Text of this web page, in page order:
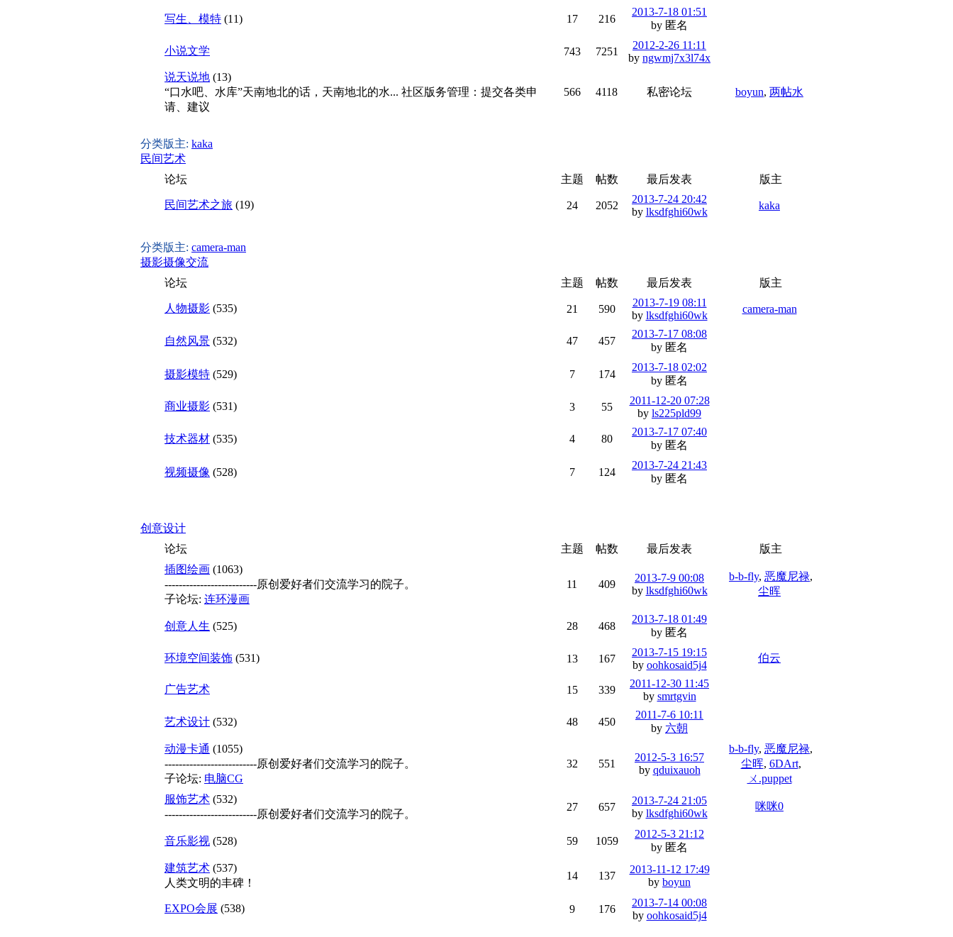
写生、模特 (11) 17 216
2013-7-18 01:51
by 匿名
小说文学 743 7251
2012-2-26 11:11
by ngwmj7x3l74x
说天说地 (13)
“口水吧、水库”天南地北的话，天南地北的水... 社区版务管理：提交各类申
请、建议
566 4118 私密论坛 boyun, 两帖水
分类版主: kaka
民间艺术
论坛
主题 帖数 最后发表 版主
民间艺术之旅 (19) 24 2052
2013-7-24 20:42
by lksdfghi60wk
kaka
分类版主: camera-man
摄影摄像交流
论坛
主题 帖数 最后发表 版主
人物摄影 (535) 21 590
2013-7-19 08:11
by lksdfghi60wk
camera-man
自然风景 (532) 47 457
2013-7-17 08:08
by 匿名
摄影模特 (529) 7 174
2013-7-18 02:02
by 匿名
商业摄影 (531) 3 55
2011-12-20 07:28
by ls225pld99
技术器材 (535) 4 80
2013-7-17 07:40
by 匿名
视频摄像 (528) 7 124
2013-7-24 21:43
by 匿名
创意设计
论坛
主题 帖数 最后发表
版主
插图绘画 (1063)
--------------------------原创爱好者们交流学习的院子。
子论坛: 连环漫画
11 409
2013-7-9 00:08
by lksdfghi60wk
b-b-fly, 恶魔尼禄,
尘晖
创意人生 (525) 28 468
2013-7-18 01:49
by 匿名
环境空间装饰 (531) 13 167
2013-7-15 19:15
by oohkosaid5j4
伯云
广告艺术 15 339
2011-12-30 11:45
by smrtgvin
艺术设计 (532) 48 450
2011-7-6 10:11
by 六朝
动漫卡通 (1055)
--------------------------原创爱好者们交流学习的院子。
子论坛: 电脑CG
32 551
2012-5-3 16:57
by qduixauoh
b-b-fly, 恶魔尼禄,
尘晖, 6DArt,
ㄨ.puppet
服饰艺术 (532)
--------------------------原创爱好者们交流学习的院子。
27 657
2013-7-24 21:05
by lksdfghi60wk
咪咪0
音乐影视 (528) 59 1059
2012-5-3 21:12
by 匿名
建筑艺术 (537)
人类文明的丰碑！
14 137
2013-11-12 17:49
by boyun
EXPO会展 (538) 9 176
2013-7-14 00:08
by oohkosaid5j4